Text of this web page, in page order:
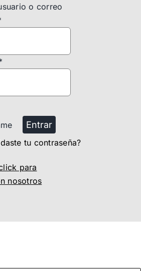
o correo
Entrar
tu contraseña?
para
nosotros